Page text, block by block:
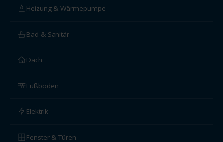
Heizung & Wärmepumpe
Bad & Sanitär
Dach
Fußboden
Elektrik
Fenster & Türen